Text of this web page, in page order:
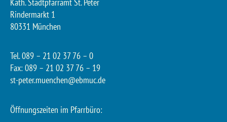
Rindermarkt 1
80331 München
Tel. 089 – 21 02 37 76 – 0
Fax: 089 – 21 02 37 76 – 19
st-peter.muenchen@ebmuc.de
Öffnungszeiten im Pfarrbüro: